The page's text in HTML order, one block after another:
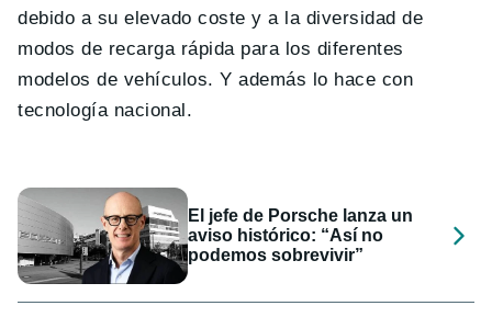
debido a su elevado coste y a la diversidad de
modos de recarga rápida para los diferentes
modelos de vehículos. Y además lo hace con
tecnología nacional.
El jefe de Porsche lanza un
aviso histórico: “Así no
podemos sobrevivir”